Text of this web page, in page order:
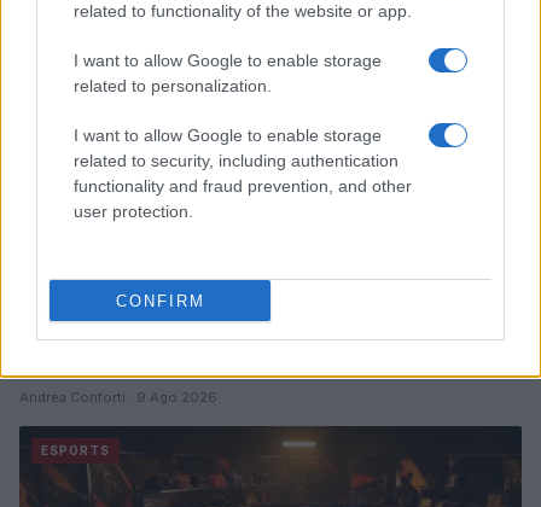
related to functionality of the website or app.
I want to allow Google to enable storage
related to personalization.
I want to allow Google to enable storage
related to security, including authentication
functionality and fraud prevention, and other
user protection.
CONFIRM
ESPORTS
Rainbow Six Siege World Cup 2026: Furia Esports e
Andrea Conforti · 9 Ago 2026
ESPORTS